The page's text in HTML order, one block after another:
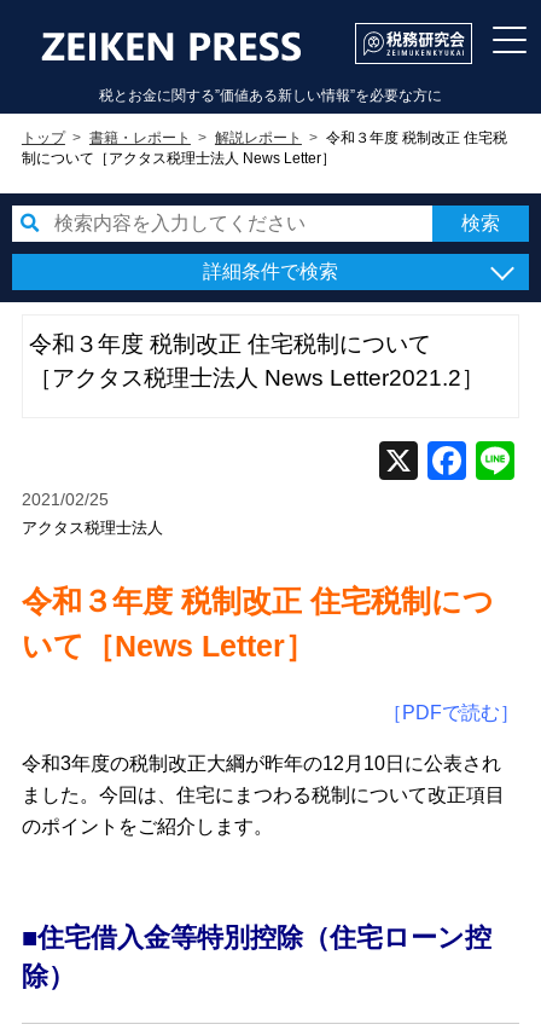
税とお金に関する”価値ある新しい情報”を必要な方に
トップ 書籍・レポート 解説レポート
令和３年度 税制改正 住宅税
制について［アクタス税理士法人 News Letter］
詳細条件で検索
令和３年度 税制改正 住宅税制について
［アクタス税理士法人 News Letter2021.2］
2021/02/25
アクタス税理士法人
令和３年度 税制改正 住宅税制につ
いて［News Letter］
［PDFで読む］
令和3年度の税制改正大綱が昨年の12月10日に公表され
ました。今回は、住宅にまつわる税制について改正項目
のポイントをご紹介します。
■住宅借入金等特別控除（住宅ローン控
除）